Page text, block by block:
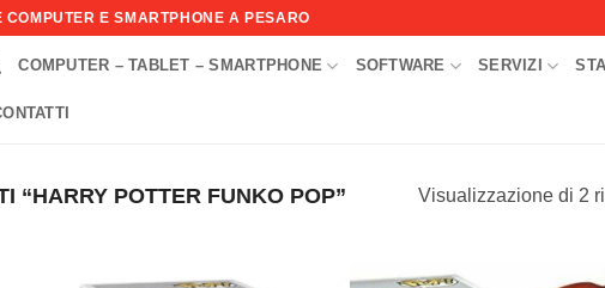
E SMARTPHONE A PESARO
COMPUTER – TABLET – SMARTPHONE SOFTWARE SERVIZI
“HARRY POTTER FUNKO POP” Visualizzazione di 2